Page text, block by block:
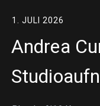
1. JULI 2026
Andrea